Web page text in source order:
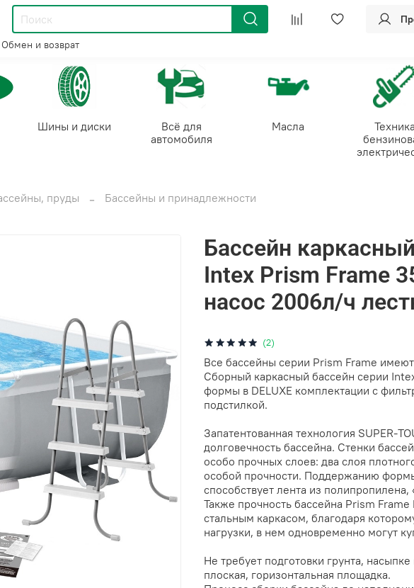
Обмен и возврат
Шины и диски
Всё для
автомобиля
Масла
Техника
пруды Бассейны и принадлежности
(2)
Бассейн
Intex Prism Frame
насос 2006л/ч
Все бассейны серии Prism Frame
Сборный каркасный бассейн серии
формы в DELUXE комплектации с
подстилкой.
Запатентованная технология SUPER-
долговечность бассейна. Стенки
особо прочных слоев: два слоя
особой прочности. Поддержанию
способствует лента из
Также прочность бассейна Prism Frame
стальным каркасом, благодаря
нагрузки, в нем одновременно могут
Не требует подготовки грунта,
плоская, горизонтальная площадка.